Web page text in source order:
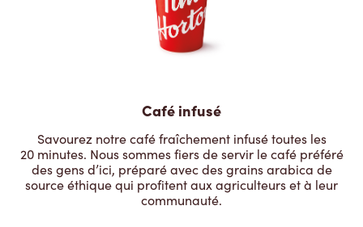
Café infusé
Savourez notre café fraîchement infusé toutes les
20 minutes. Nous sommes fiers de servir le café préféré
des gens d’ici, préparé avec des grains arabica de
source éthique qui profitent aux agriculteurs et à leur
communauté.